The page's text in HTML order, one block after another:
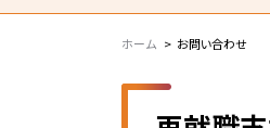
ホーム お問い合わせ